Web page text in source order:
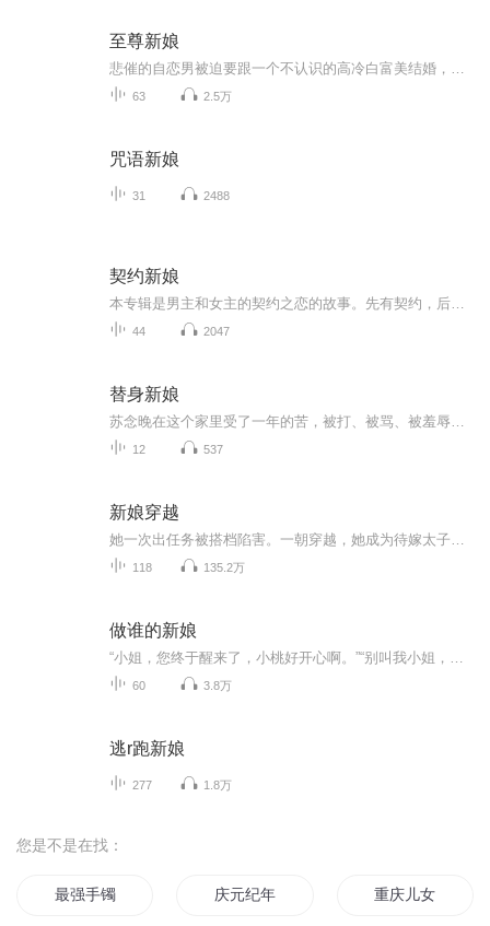
至尊新娘
63 2.5万
咒语新娘
31 2488
契约新娘
44 2047
替身新娘
12 537
新娘穿越
118 135.2万
做谁的新娘
60 3.8万
逃r跑新娘
277 1.8万
您是不是在找：
最强手镯 庆元纪年 重庆儿女